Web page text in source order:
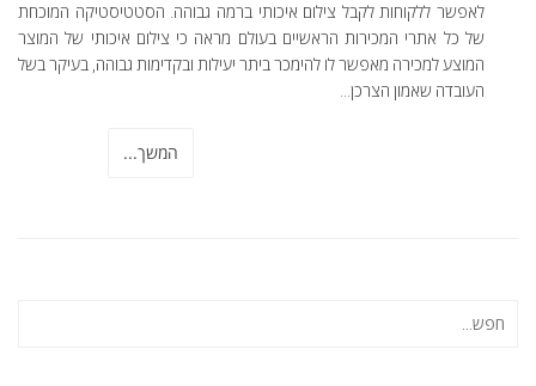
לאפשר ללקוחות לקבל צילום איכותי ברמה גבוהה. הסטטיסטיקה המוכחת
של כל אתרי המכירות הראשיים בעולם מראה כי צילום איכותי של המוצר
המוצע למכירה מאפשר לו להימכר ביתר יעילות ובקדימות גבוהה, בעיקר בשל
העובדה שאמון הצרכן...
המשך...